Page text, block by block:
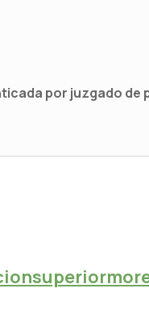
por juzgado de